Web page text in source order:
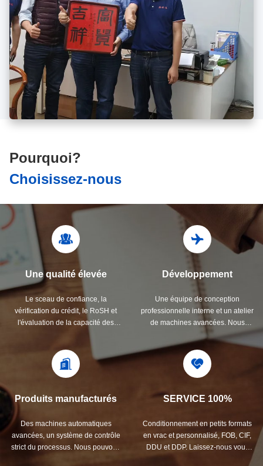
Pourquoi?
Choisissez-nous
Une qualité élevée
Le sceau de confiance, la
vérification du crédit, le RoSH et
l'évaluation de la capacité des
strict et d'un laboratoire de test
professionnel.
Développement
Une équipe de conception
professionnelle interne et un atelier
de machines avancées. Nous
pouvons coopérer pour développer
les produits dont vous avez besoin.
Produits manufacturés
Des machines automatiques
avancées, un système de contrôle
strict du processus. Nous pouvons
SERVICE 100%
Conditionnement en petits formats
en vrac et personnalisé, FOB, CIF,
DDU et DDP. Laissez-nous vous
aider à trouver la meilleure solution